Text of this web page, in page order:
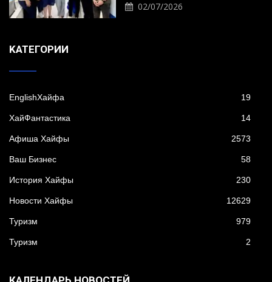
02/07/2026
KАТЕГОРИИ
EnglishХайфа 19
XайФантастика 14
Афиша Хайфы 2573
Ваш Бизнес 58
История Хайфы 230
Новости Хайфы 12629
Туризм 979
Туризм 2